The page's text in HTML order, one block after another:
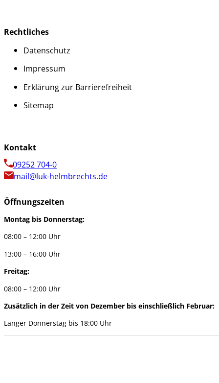
Rechtliches
Datenschutz
Impressum
Erklärung zur Barrierefreiheit
Sitemap
Kontakt
09252 704-0
mail@luk-helmbrechts.de
Öffnungszeiten
Montag bis Donnerstag:
08:00 – 12:00 Uhr
13:00 – 16:00 Uhr
Freitag:
08:00 – 12:00 Uhr
Zusätzlich in der Zeit von Dezember bis einschließlich Februar:
Langer Donnerstag bis 18:00 Uhr